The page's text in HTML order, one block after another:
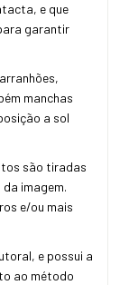
e que
garantir
manchas
a sol
são tiradas
imagem.
e/ou mais
e possui a
ao método